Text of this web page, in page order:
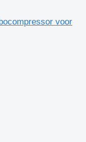
voor